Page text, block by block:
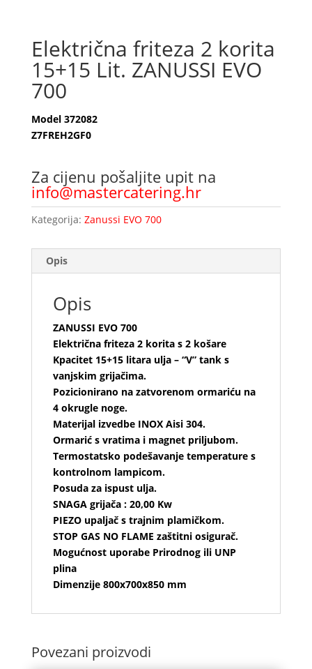
Električna friteza 2 korita
15+15 Lit. ZANUSSI EVO
700
Model 372082
Z7FREH2GF0
Za cijenu pošaljite upit na
info@mastercatering.hr
Kategorija: Zanussi EVO 700
Opis
Opis
ZANUSSI EVO 700
Električna friteza 2 korita s 2 košare
Kpacitet 15+15 litara ulja – “V” tank s
vanjskim grijačima.
Pozicionirano na zatvorenom ormariću na
4 okrugle noge.
Materijal izvedbe INOX Aisi 304.
Ormarić s vratima i magnet priljubom.
Termostatsko podešavanje temperature s
kontrolnom lampicom.
Posuda za ispust ulja.
SNAGA grijača : 20,00 Kw
PIEZO upaljač s trajnim plamičkom.
STOP GAS NO FLAME zaštitni osigurač.
Mogućnost uporabe Prirodnog ili UNP
plina
Dimenzije 800x700x850 mm
Povezani proizvodi